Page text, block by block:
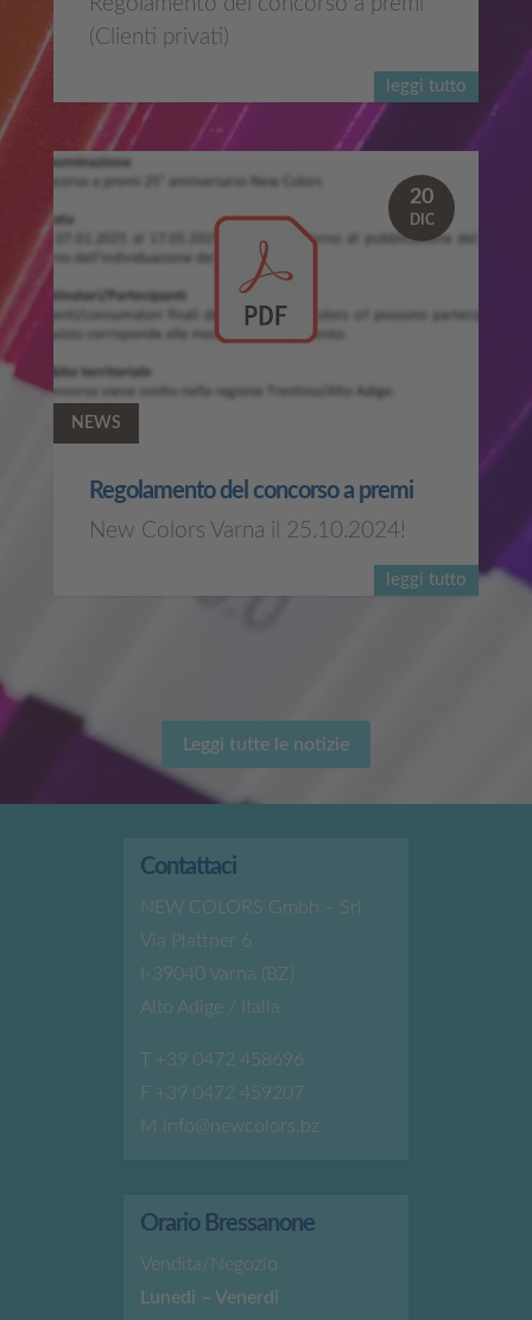
leggi tutto
(Clienti privati)
leggi tutto
Regolamento del concorso a premi
NEWS
New Colors Varna il 25.10.2024!
20
DIC
Leggi tutte le notizie
Contattaci
NEW COLORS Gmbh – Srl
Via Plattner 6
I-39040 Varna (BZ)
Alto Adige / Italia
T +39 0472 458696
F +39 0472 459207
M info@newcolors.bz
Orario Bressanone
Vendita/Negozio
Lunedi – Venerdi